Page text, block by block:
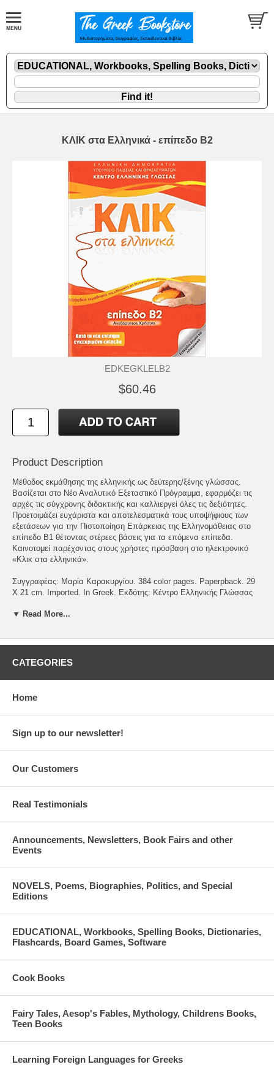
ΚΛΙΚ στα Ελληνικά - επίπεδο Β2
EDKEGKLELB2
$60.46
Product Description
Μέθοδος εκμάθησης της ελληνικής ως δεύτερης/ξένης γλώσσας.
Βασίζεται στο Νέο Αναλυτικό Εξεταστικό Πρόγραμμα, εφαρμόζει τις
αρχές τις σύγχρονης διδακτικής και καλλιεργεί όλες τις δεξιότητες.
Προετοιμάζει ευχάριστα και αποτελεσματικά τους υποψήφιους των
εξετάσεων για την Πιστοποίηση Επάρκειας της Ελληνομάθειας στο
επίπεδο Β1 θέτοντας στέρεες βάσεις για τα επόμενα επίπεδα.
Καινοτομεί παρέχοντας στους χρήστες πρόσβαση στο ηλεκτρονικό
«Κλικ στα ελληνικά».
Συγγραφέας: Μαρία Καρακυργίου. 384 color pages. Paperpback. 29
X 21 cm. Imported. In Greek. Εκδότης: Κέντρο Ελληνικής Γλώσσας
ISBN: 978-960-7779-75-5
includes Reader, Answer Book, Vocab, link to audio files
▼ Read More...
CATEGORIES
Home
Sign up to our newsletter!
Our Customers
Real Testimonials
Announcements, Newsletters, Book Fairs and other
Events
NOVELS, Poems, Biographies, Politics, and Special
Editions
EDUCATIONAL, Workbooks, Spelling Books, Dictionaries,
Flashcards, Board Games, Software
Cook Books
Fairy Tales, Aesop's Fables, Mythology, Childrens Books,
Teen Books
Learning Foreign Languages for Greeks